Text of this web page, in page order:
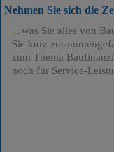
Nehmen Sie sich die
was Sie alles von
Sie kurz
zum Thema
noch für Service-